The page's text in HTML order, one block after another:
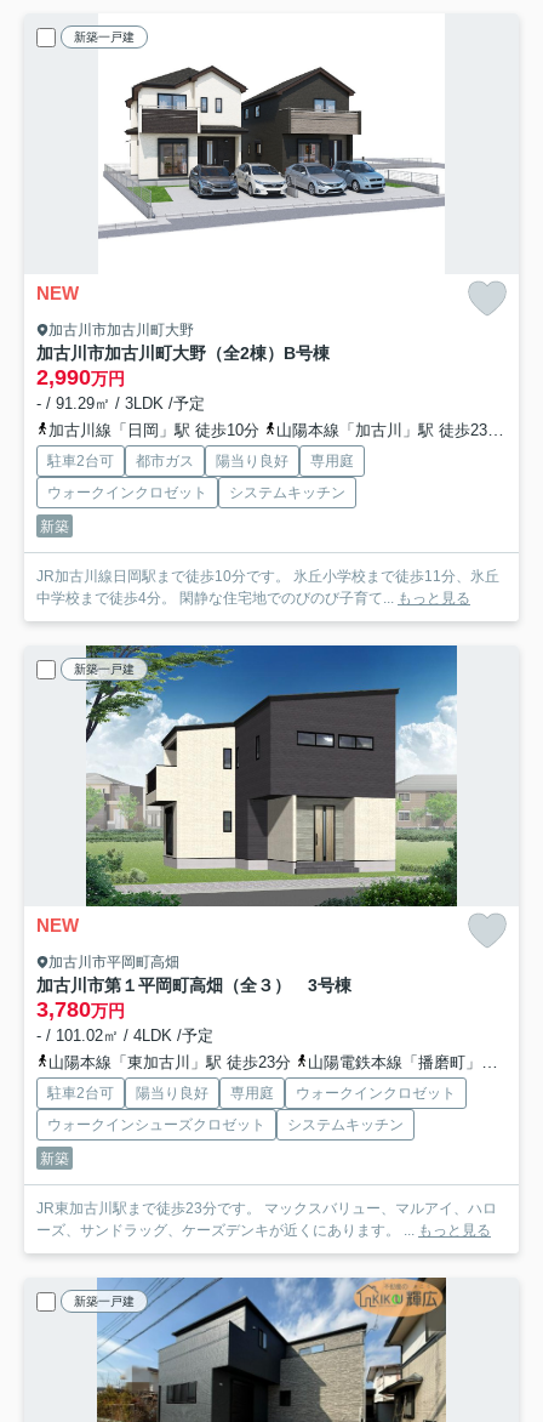
新築一戸建
NEW
加古川市加古川町大野
加古川市加古川町大野（全2棟）B号棟
2,990万円
- / 91.29㎡ / 3LDK /予定
加古川線「日岡」駅 徒歩10分
山陽本線「加古川」駅 徒歩23分
駐車2台可 都市ガス 陽当り良好
専用庭
ウォークインクロゼット
システムキッチン
新築
JR加古川線日岡駅まで徒歩10分です。 氷丘小学校まで徒歩11分、氷丘
中学校まで徒歩4分。 閑静な住宅地でのびのび子育て...
もっと見る
新築一戸建
NEW
加古川市平岡町高畑
加古川市第１平岡町高畑（全３） 3号棟
3,780万円
- / 101.02㎡ / 4LDK /予定
山陽本線「東加古川」駅 徒歩23分
山陽電鉄本線「播磨町」駅 徒歩38分
駐車2台可 陽当り良好 専用庭
ウォークインクロゼット
ウォークインシューズクロゼット
システムキッチン
新築
JR東加古川駅まで徒歩23分です。 マックスバリュー、マルアイ、ハロ
ーズ、サンドラッグ、ケーズデンキが近くにあります。 ...
もっと見る
新築一戸建